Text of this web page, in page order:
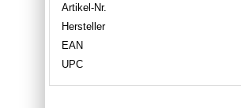
Artikel-Nr.
Hersteller
EAN
UPC